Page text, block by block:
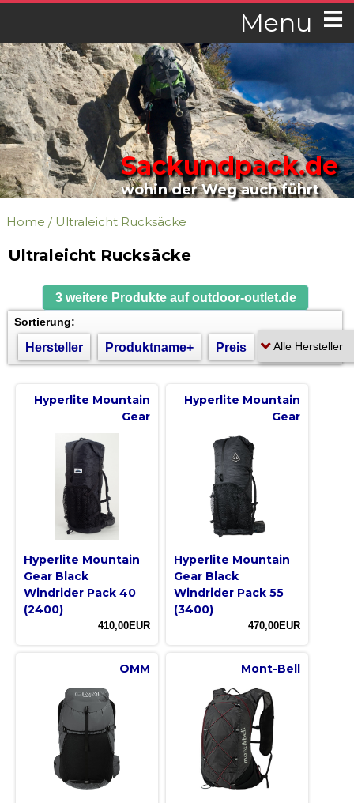
Menu
Sackundpack.de
wohin der Weg auch führt
Home / Ultraleicht Rucksäcke
Ultraleicht Rucksäcke
3 weitere Produkte auf outdoor-outlet.de
Sortierung:
Hersteller Produktname+ Preis
Hyperlite Mountain
Gear
Hyperlite Mountain
Gear Black
Windrider Pack 40
(2400)
410,00EUR
Hyperlite Mountain
Gear
Hyperlite Mountain
Gear Black
Windrider Pack 55
(3400)
470,00EUR
OMM Mont-Bell